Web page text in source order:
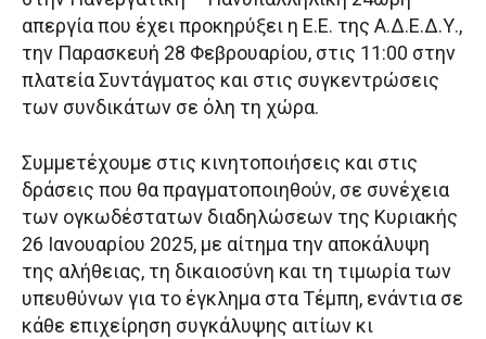
απεργία που έχει προκηρύξει η Ε.Ε. της Α.Δ.Ε.Δ.Υ.,
την Παρασκευή 28 Φεβρουαρίου, στις 11:00 στην
πλατεία Συντάγματος και στις συγκεντρώσεις
των συνδικάτων σε όλη τη χώρα.
Συμμετέχουμε στις κινητοποιήσεις και στις
δράσεις που θα πραγματοποιηθούν, σε συνέχεια
των ογκωδέστατων διαδηλώσεων της Κυριακής
26 Ιανουαρίου 2025, με αίτημα την αποκάλυψη
της αλήθειας, τη δικαιοσύνη και τη τιμωρία των
υπευθύνων για το έγκλημα στα Τέμπη, ενάντια σε
κάθε επιχείρηση συγκάλυψης αιτίων κι